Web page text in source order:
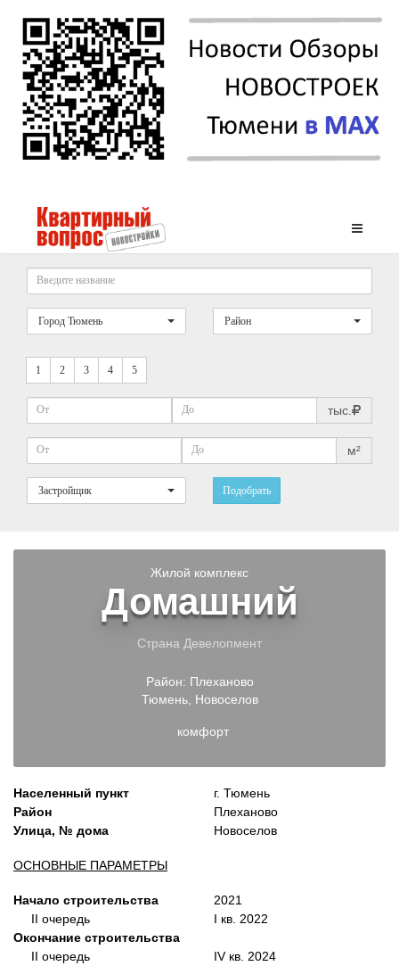
Город Тюмень Район
1 2 3 4 5
тыс.
м²
Застройщик Подобрать
Жилой комплекс
Домашний
Страна Девелопмент
Район: Плеханово
Тюмень, Новоселов
комфорт
Населенный пункт
Район
Улица, № дома
ОСНОВНЫЕ ПАРАМЕТРЫ
Начало строительства
II очередь
Окончание строительства
II очередь
г. Тюмень
Плеханово
Новоселов
2021
I кв. 2022
IV кв. 2024